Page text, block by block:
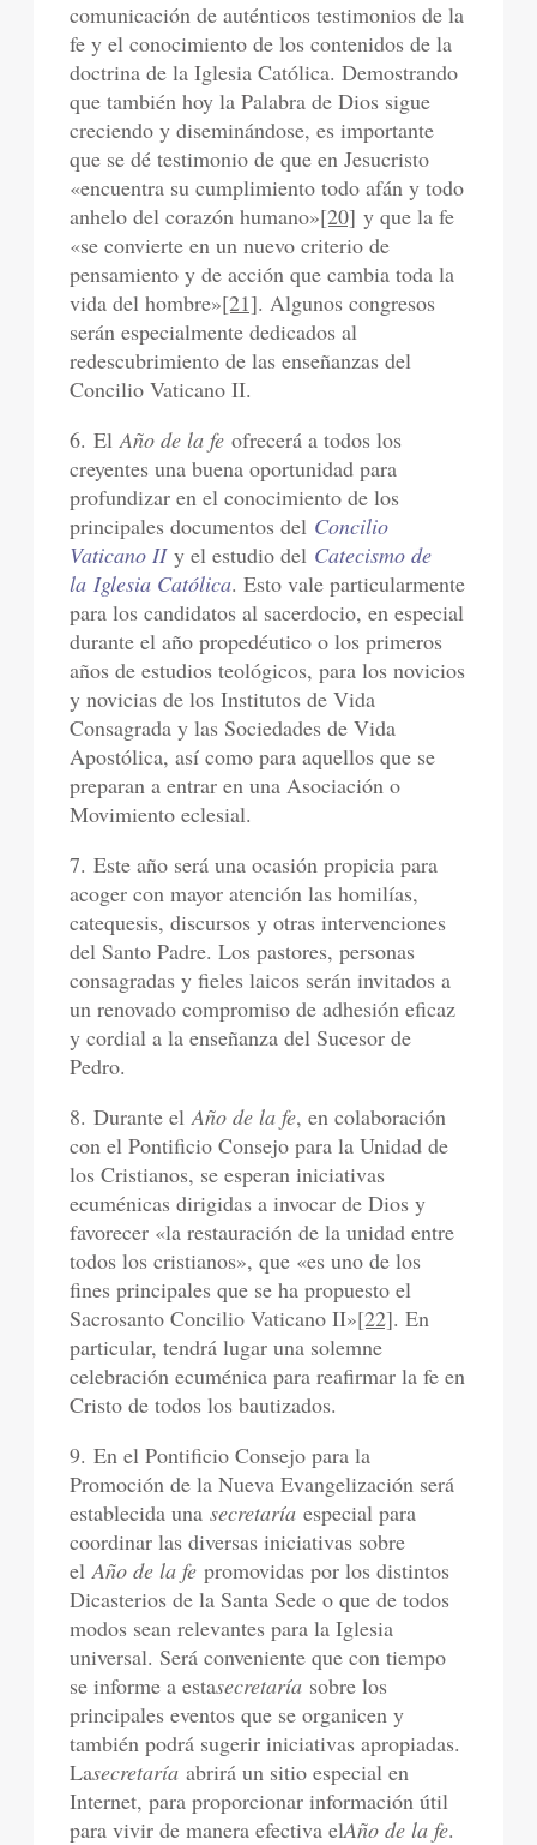
comunicación de auténticos testimonios de la
fe y el conocimiento de los contenidos de la
doctrina de la Iglesia Católica. Demostrando
que también hoy la Palabra de Dios sigue
creciendo y diseminándose, es importante
que se dé testimonio de que en Jesucristo
«encuentra su cumplimiento todo afán y todo
anhelo del corazón humano»[20] y que la fe
«se convierte en un nuevo criterio de
pensamiento y de acción que cambia toda la
vida del hombre»[21]. Algunos congresos
serán especialmente dedicados al
redescubrimiento de las enseñanzas del
Concilio Vaticano II.
6. ElAño de la fe ofrecerá a todos los
creyentes una buena oportunidad para
profundizar en el conocimiento de los
principales documentos del Concilio
Vaticano IIy el estudio del Catecismo de
la Iglesia Católica. Esto vale particularmente
para los candidatos al sacerdocio, en especial
durante el año propedéutico o los primeros
años de estudios teológicos, para los novicios
y novicias de los Institutos de Vida
Consagrada y las Sociedades de Vida
Apostólica, así como para aquellos que se
preparan a entrar en una Asociación o
Movimiento eclesial.
7. Este año será una ocasión propicia para
acoger con mayor atención las homilías,
catequesis, discursos y otras intervenciones
del Santo Padre. Los pastores, personas
consagradas y fieles laicos serán invitados a
un renovado compromiso de adhesión eficaz
y cordial a la enseñanza del Sucesor de
Pedro.
8. Durante elAño de la fe, en colaboración
con el Pontificio Consejo para la Unidad de
los Cristianos, se esperan iniciativas
ecuménicas dirigidas a invocar de Dios y
favorecer «la restauración de la unidad entre
todos los cristianos», que «es uno de los
fines principales que se ha propuesto el
Sacrosanto Concilio Vaticano II»[22]. En
particular, tendrá lugar una solemne
celebración ecuménica para reafirmar la fe en
Cristo de todos los bautizados.
9. En el Pontificio Consejo para la
Promoción de la Nueva Evangelización será
establecida unasecretaría especial para
coordinar las diversas iniciativas sobre
elAño de la fe promovidas por los distintos
Dicasterios de la Santa Sede o que de todos
modos sean relevantes para la Iglesia
universal. Será conveniente que con tiempo
se informe a estasecretaría sobre los
principales eventos que se organicen y
también podrá sugerir iniciativas apropiadas.
Lasecretaría abrirá un sitio especial en
Internet, para proporcionar información útil
para vivir de manera efectiva elAño de la fe.